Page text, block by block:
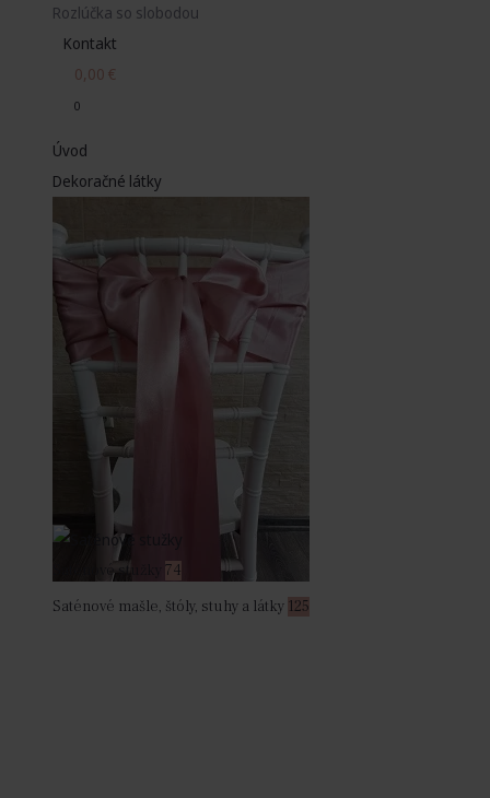
Rozlúčka so slobodou
Kontakt
0,00 €
0
Úvod
Dekoračné látky
Saténové mašle, štóly, stuhy a látky 125
Saténové stužky 74